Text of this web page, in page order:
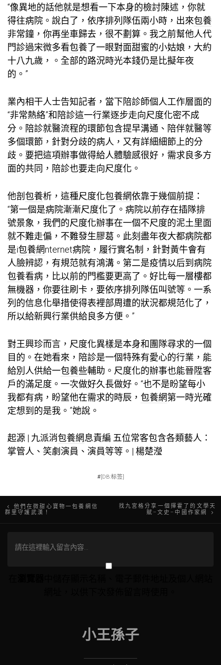
“像異地的話他就是想看一下本身的檢討陳述，你就
得往病院。說白了，依序排列隊伍兩小時，出來包養
非常鐘，你再坐車歸去，很不劃算。我之前幫他人代
門診過宋微多看包養了一眼對面甜蜜的小姑娘，大約
十八九歲，。全部的路況時光本錢仍是比擬年夜
的。”
業內相干人士告知記者，當下陪診師個人工作層面的
“非常熱絡”和陪診這一行業逐步走向尺度化密不成
分。陪診就醫流程的環節包含提早溝通、陪伴就醫等
多個環節，針對分歧的病人，又有詳細細節上的分
歧。要把這項辦事做得給人體驗感很好，需求良多方
面的共同，陪診也要走向尺度化。
他剖 包養析，這種尺度化包養網依靠于幾個前提：
“第一個是病院漸漸尺度化了。病院以前存在插隊排
號景象，我們的尺度化辦事在一個不尺度的泥土里面
就不難走偏，不難發生膠葛。此刻盡年夜大都病院都
是i包養網nternet病院，履行實名制，針對黃牛會有
人臉辨認，有規范就有鴻溝。第二是疫情以后到病院
包養看病，比以前的門檻要更高了。好比每一層樓都
無機器，你要往刷卡，要依序排列隊伍叫號等。一系
列的信息化舉措使得表裡部周遭的狀況都規范化了，
所以給新興行業供給良多方便。”
對王興珍而言，尺度化異樣是本身和團隊尋求的一個
目的。在她看來，陪診是一個特殊有愛心的行業，能
給別人供給一包養些輔助。尺度化的辦事也能晉陞客
戶的滿足度。一次做好久長做好。“也不是盼望每小
我都有病，盼望他在需求的時辰， 包養網第一時光確
定想到的是我。”她說。
起源 | 九派消包養網息責編 五位常客包含各類藝人：
掌管人、笑劇演員、演員等等。| 楊楚瀅
#[DB:标签]
文
導
覽
他們在微甜心寶物一包養網信
群里守護武漢！
找九宮格分享一個揮霍了的文學天
賦–文史–中國作家網
小王孫子